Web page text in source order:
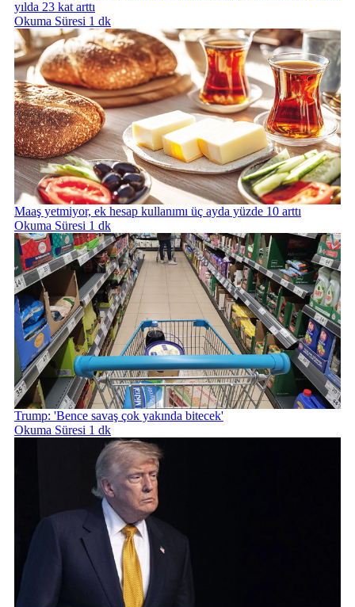
yılda 23 kat arttı
Okuma Süresi 1 dk
Maaş yetmiyor, ek hesap kullanımı üç ayda yüzde 10 arttı
Okuma Süresi 1 dk
Trump: 'Bence savaş çok yakında bitecek'
Okuma Süresi 1 dk